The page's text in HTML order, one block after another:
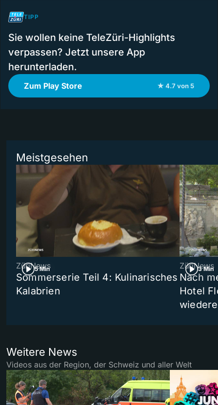
TIPP
Sie wollen keine TeleZüri-Highlights
verpassen? Jetzt unsere App
herunterladen.
Zum Play Store ★ 4.7 von 5
Meistgesehen
5 Min
ZüriNews
Sommerserie Teil 4: Kulinarisches
Kalabrien
3 Min
ZüriNews
Nach
Hotel
Weitere News
Videos aus der Region, der Schweiz und aller Welt